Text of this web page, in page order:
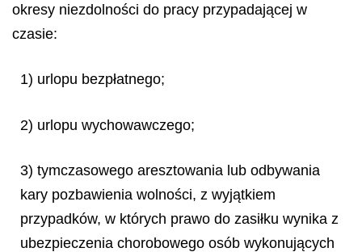
okresy niezdolności do pracy przypadającej w
czasie:
1) urlopu bezpłatnego;
2) urlopu wychowawczego;
3) tymczasowego aresztowania lub odbywania
kary pozbawienia wolności, z wyjątkiem
przypadków, w których prawo do zasiłku wynika z
ubezpieczenia chorobowego osób wykonujących